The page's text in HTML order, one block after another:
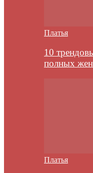
Платья
10
полных
Платья